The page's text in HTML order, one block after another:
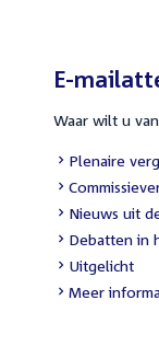
E-
Waar wilt u
External
link:
Plenaire
External
link:
External
link:
Nieuws uit
External
link:
Debatten in
External
link:
Uitgelicht
Meer